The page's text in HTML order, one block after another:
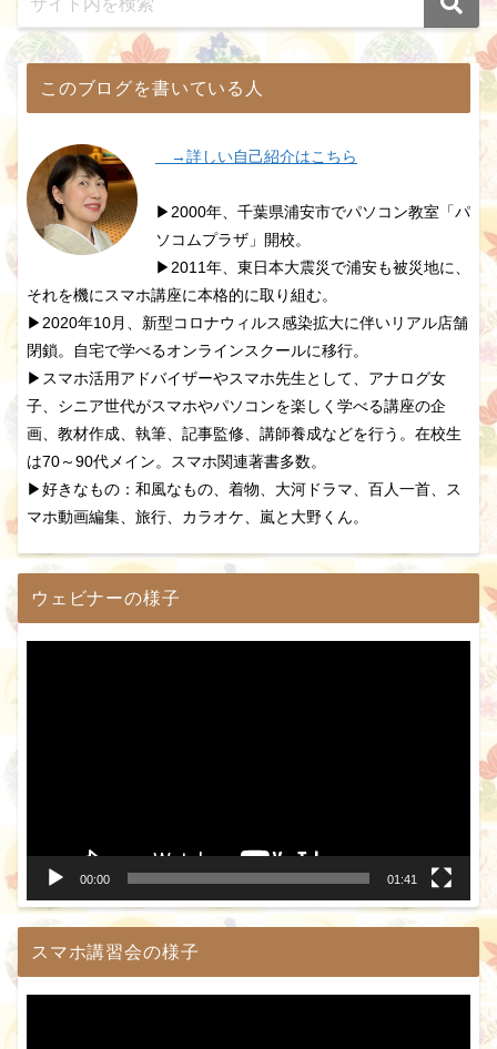
このブログを書いている人
→詳しい自己紹介はこちら
▶2000年、千葉県浦安市でパソコン教室「パ
ソコムプラザ」開校。
▶2011年、東日本大震災で浦安も被災地に、
それを機にスマホ講座に本格的に取り組む。
▶2020年10月、新型コロナウィルス感染拡大に伴いリアル店舗
閉鎖。自宅で学べるオンラインスクールに移行。
▶スマホ活用アドバイザーやスマホ先生として、アナログ女
子、シニア世代がスマホやパソコンを楽しく学べる講座の企
画、教材作成、執筆、記事監修、講師養成などを行う。在校生
は70～90代メイン。スマホ関連著書多数。
▶好きなもの：和風なもの、着物、大河ドラマ、百人一首、ス
マホ動画編集、旅行、カラオケ、嵐と大野くん。
ウェビナーの様子
00:00 01:41
スマホ講習会の様子